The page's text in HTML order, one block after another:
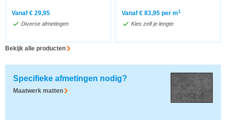
Vanaf € 29,95
Diverse afmetingen
Vanaf € 83,95 per m1
Kies zelf je lengte
Bekijk alle producten
Specifieke afmetingen nodig?
Maatwerk matten